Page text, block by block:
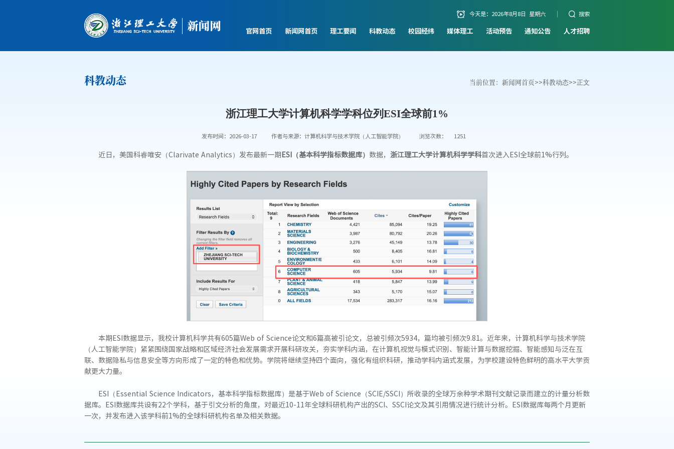
今天是： 2026年8月8日 星期六 搜索
官网首页 新闻网首页 理工要闻 科教动态 校园经纬 媒体理工 活动预告 通知公告 人才招聘
科教动态 当前位置： 新闻网首页>>科教动态>>正文
浙江理工大学计算机科学学科位列ESI全球前1%
发布时间：2026-03-17 作者与来源：计算机科学与技术学院（人工智能学院） 浏览次数： 1251
近日，美国科睿唯安（Clarivate Analytics）发布最新一期ESI（基本科学指标数据库） 数据， 浙江理工大学计算机科学学科首次进入ESI全球前1%行列。
本期ESI数据显示，我校计算机科学共有605篇Web of Science论文和6篇高被引论文，总被引频次5934，篇均被引频次9.81。近年来，计算机科学与技术学院
（人工智能学院）紧紧围绕国家战略和区域经济社会发展需求开展科研攻关，夯实学科内涵，在计算机视觉与模式识别、智能计算与数据挖掘、智能感知与泛在互
联、数据隐私与信息安全等方向形成了一定的特色和优势。学院将继续坚持四个面向，强化有组织科研，推动学科内涵式发展，为学校建设特色鲜明的高水平大学贡
献更大力量。
ESI（Essential Science Indicators，基本科学指标数据库）是基于Web of Science（SCIE/SSCI）所收录的全球万余种学术期刊文献记录而建立的计量分析数
据库。ESI数据库共设有22个学科，基于引文分析的角度，对最近10-11年全球科研机构产出的SCI、SSCI论文及其引用情况进行统计分析。ESI数据库每两个月更新
一次，并发布进入该学科前1%的全球科研机构名单及相关数据。